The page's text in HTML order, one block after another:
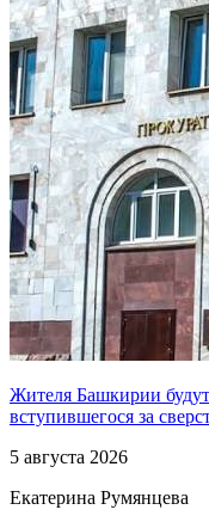
Жителя Башкирии
вступившегося за
5 августа 2026
Екатерина Румянцева